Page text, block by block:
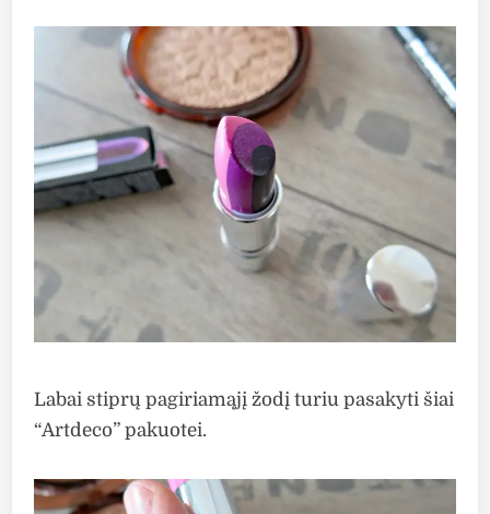
Labai stiprų pagiriamąjį žodį turiu pasakyti šiai
“Artdeco” pakuotei.